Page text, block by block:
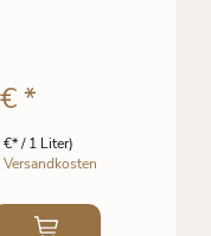
/ 1 Liter)
Versandkosten
*